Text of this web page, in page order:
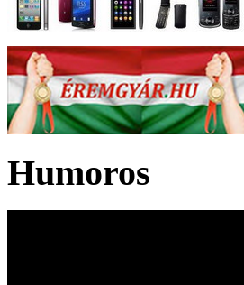
Humoros